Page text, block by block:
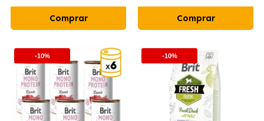
Comprar Comprar
-10% -10%